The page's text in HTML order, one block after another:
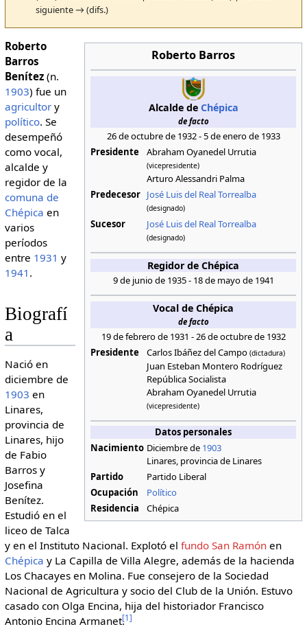
siguiente → (difs.)
Roberto Barros
Alcalde de Chépica
de facto
26 de octubre de 1932 - 5 de enero de 1933
Presidente
Abraham Oyanedel Urrutia
(vicepresidente)
Arturo Alessandri Palma
Predecesor José Luis del Real Torrealba
(designado)
Sucesor José Luis del Real Torrealba
(designado)
Regidor de Chépica
9 de junio de 1935 - 18 de mayo de 1941
Vocal de Chépica
de facto
19 de febrero de 1931 - 26 de octubre de 1932
Presidente
Carlos Ibáñez del Campo(dictadura)
Juan Esteban Montero Rodríguez
República Socialista
Abraham Oyanedel Urrutia
(vicepresidente)
Datos personales
Nacimiento Diciembre de 1903
Linares, provincia de Linares
Partido
Partido Liberal
Ocupación
Político
Residencia
Chépica
Roberto
Barros
Benítez(n.
1903) fue un
agricultory
político. Se
desempeñó
como vocal,
alcalde y
regidor de la
comuna de
Chépica en
varios
períodos
entre 1931 y
1941 .
Biografí
a
Nació en
diciembre de
1903 en
Linares,
provincia de
Linares, hijo
de Fabio
Barros y
Josefina
Benítez.
Estudió en el
liceo de Talca
y en el Instituto Nacional. Explotó el fundo San Ramónen
Chépica y La Capilla de Villa Alegre, además de la hacienda
Los Chacayes en Molina. Fue consejero de la Sociedad
Nacional de Agricultura y socio del Club de la Unión. Estuvo
casado con Olga Encina, hija del historiador Francisco
Antonio Encina Armanet.
[1 ]